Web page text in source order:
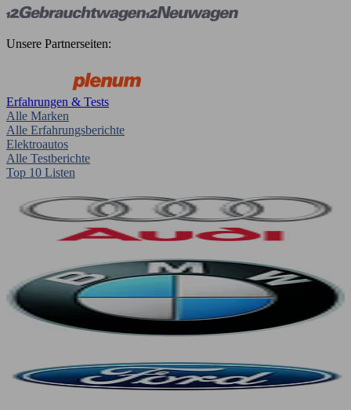
Unsere Partnerseiten:
Erfahrungen & Tests
Alle Marken
Alle Erfahrungsberichte
Elektroautos
Alle Testberichte
Top 10 Listen